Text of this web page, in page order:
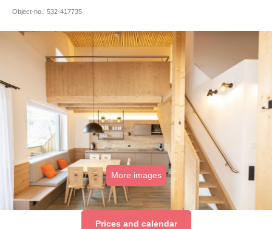
Object-no.: 532-417735
More images
Prices and calendar